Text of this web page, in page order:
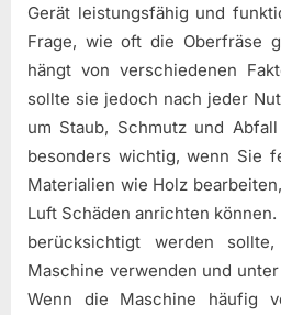
Gerät leistungsfähig und
Frage, wie oft die Oberfräse
hängt von verschiedenen
sollte sie jedoch nach jeder
um Staub, Schmutz und
besonders wichtig, wenn Sie
Materialien wie Holz
Luft Schäden anrichten
berücksichtigt werden
Maschine verwenden und
Wenn die Maschine häufig